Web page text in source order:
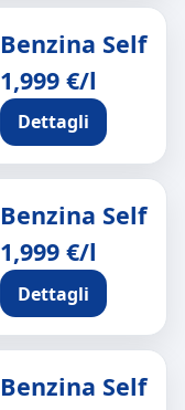
Benzina Self
1,999 €/l
Dettagli
Benzina Self
1,999 €/l
Dettagli
Benzina Self